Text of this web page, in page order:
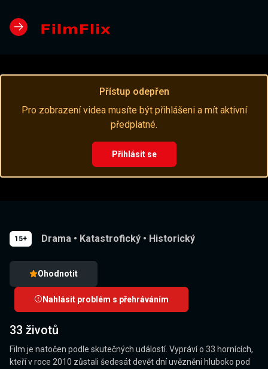
Přístup odepřen
Pro zobrazení videa musíte být přihlášeni a mít aktivní
předplatné.
Přihlásit se
15+ Drama • Katastrofický • Historický
Ohodnotit
Nahlásit problém s přehráváním
33 životů
Film je natočen podle skutečných událostí. Vypráví o 33 hornících,
kteří v roce 2010 zůstali šedesát devět dní uvězněni hluboko pod